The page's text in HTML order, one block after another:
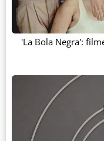
'La Bola Negra':